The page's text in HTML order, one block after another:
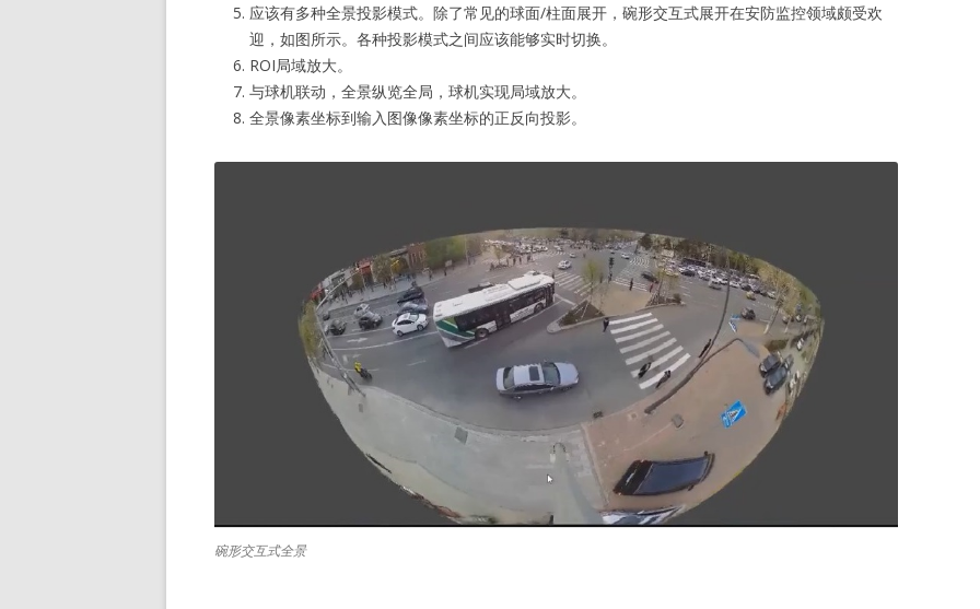
应该有多种全景投影模式。除了常见的球面/柱面展开，碗形交互式展开在安防监控领域颇受欢
迎，如图所示。各种投影模式之间应该能够实时切换。
ROI局域放大。
与球机联动，全景纵览全局，球机实现局域放大。
全景像素坐标到输入图像像素坐标的正反向投影。
碗形交互式全景